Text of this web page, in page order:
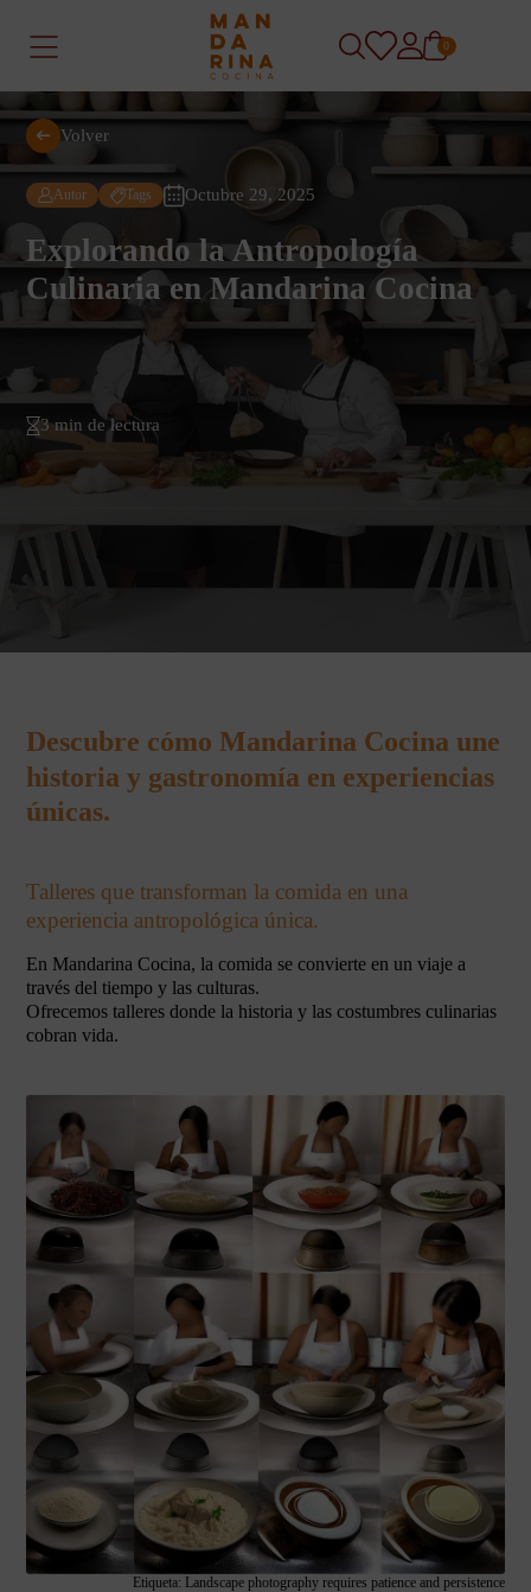
0
Volver
Autor Tags Octubre 29, 2025
Explorando la Antropología
Culinaria en Mandarina Cocina
3 min de lectura
Descubre cómo Mandarina Cocina une
historia y gastronomía en experiencias
únicas.
Talleres que transforman la comida en una
experiencia antropológica única.
En Mandarina Cocina, la comida se convierte en un viaje a
través del tiempo y las culturas.
Ofrecemos talleres donde la historia y las costumbres culinarias
cobran vida.
Etiqueta: Landscape photography requires patience and persistence